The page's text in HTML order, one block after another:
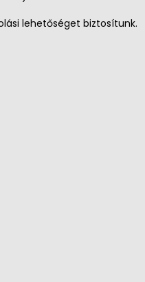
lehetőséget biztosítunk.